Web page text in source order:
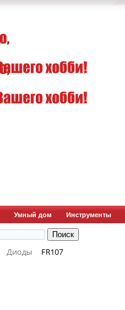
Умный дом Инструменты
Диоды FR107